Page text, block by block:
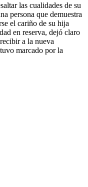
las cualidades de su
persona que demuestra
el cariño de su hija
en reserva, dejó claro
a la nueva
marcado por la